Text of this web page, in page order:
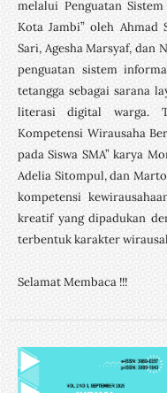
melalui Penguatan
Kota Jambi” oleh Ahmad
Sari, Agesha Marsyaf, dan
penguatan sistem
tetangga sebagai sarana
literasi digital warga.
Kompetensi Wirausaha
pada Siswa SMA” karya
Adelia Sitompul, dan
kompetensi
kreatif yang dipadukan
terbentuk karakter
Selamat Membaca !!!